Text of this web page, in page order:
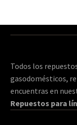
Todos los
gasodomésticos,
encuentras en
Repuestos para